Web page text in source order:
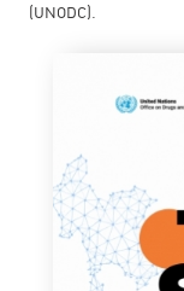
(UNODC).